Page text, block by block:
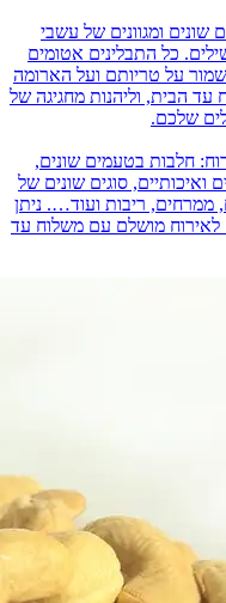
שונים ומגוונים של עשבי
כל התבלינים אטומים
על טריותם ועל הארומה
עד הבית, וליהנות מחגיגה של
שלכם.
חלבות בטעמים שונים,
ואיכותיים, סוגים שונים של
ממרחים, ריבות ועוד…. ניתן
לאירוח מושלם עם משלוח עד